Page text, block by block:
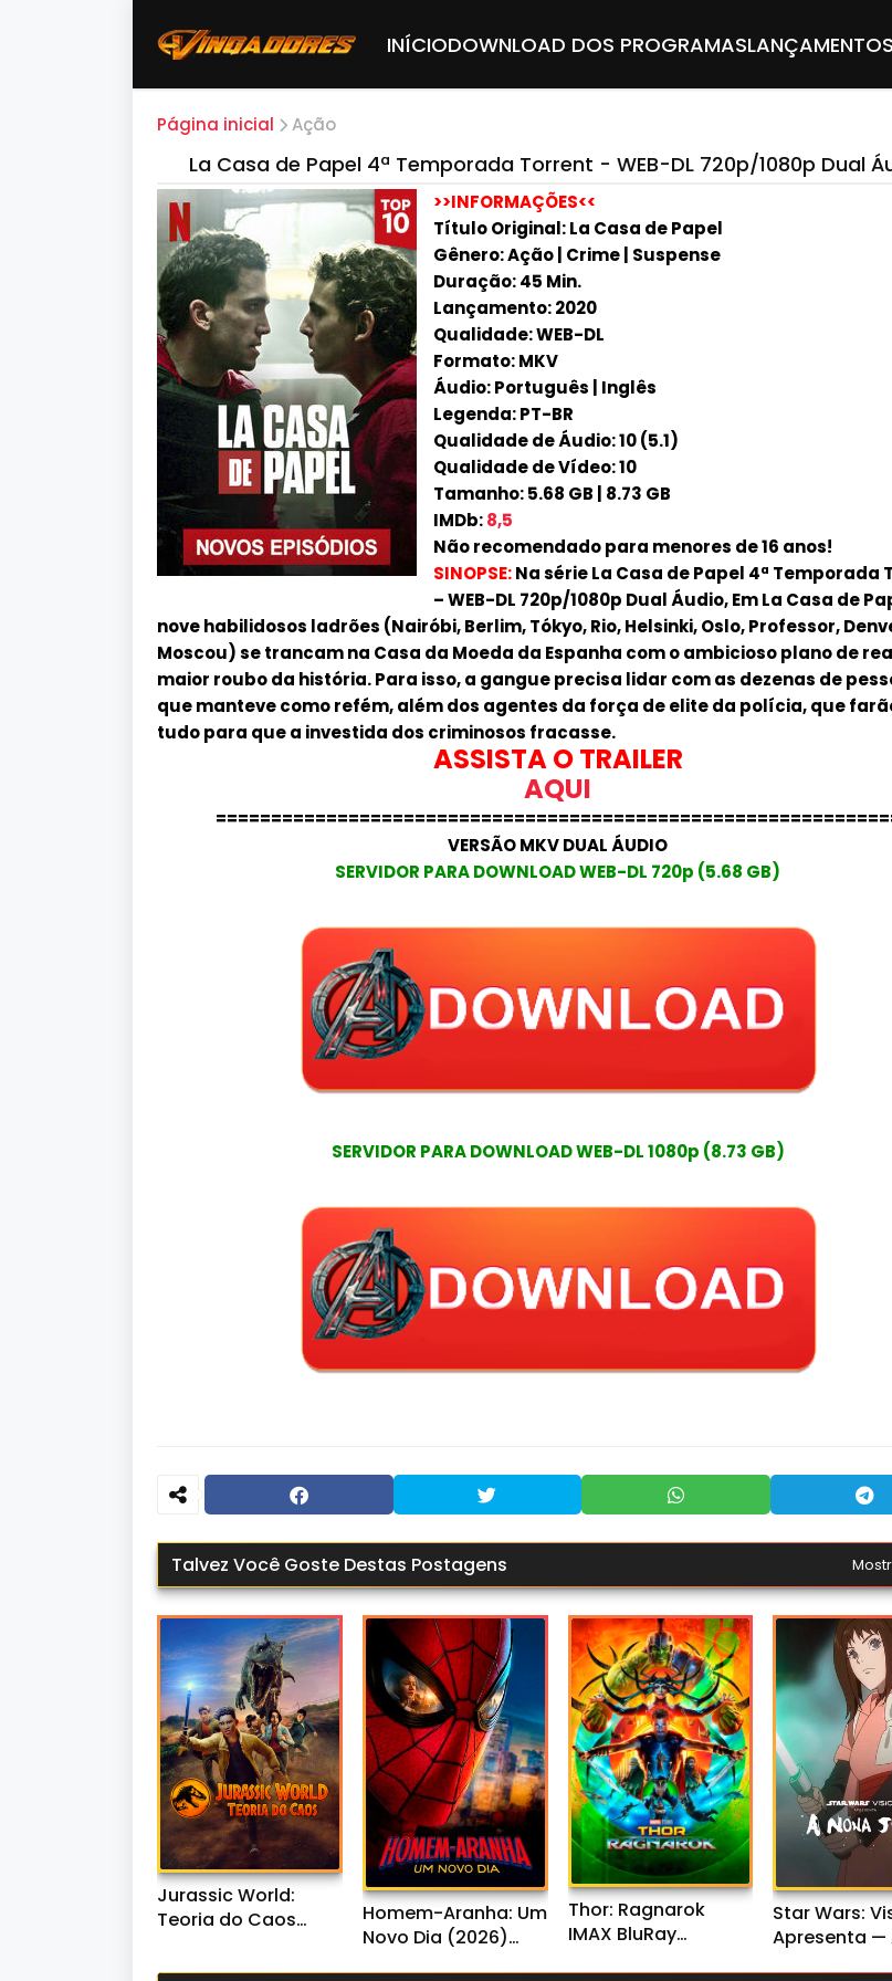
INÍCIODOWNLOAD DOS PROGRAMAS
Página inicial Ação
La Casa de Papel 4ª Temporada Torrent - WEB-DL 720p/1080p Dual
>>INFORMAÇÕES<<
Título Original: La Casa de Papel
Gênero: Ação | Crime | Suspense
Duração: 45 Min.
Lançamento: 2020
Qualidade: WEB-DL
Formato: MKV
Áudio: Português | Inglês
Legenda: PT-BR
Qualidade de Áudio: 10 (5.1)
Qualidade de Vídeo: 10
Tamanho: 5.68 GB | 8.73 GB
IMDb:8,5
Não recomendado para menores de 16 anos!
SINOPSE:Na série La Casa de Papel 4ª Temporada
– WEB-DL 720p/1080p Dual Áudio, Em La Casa de
nove habilidosos ladrões (Nairóbi, Berlim, Tókyo, Rio, Helsinki, Oslo, Professor,
Moscou) se trancam na Casa da Moeda da Espanha com o ambicioso plano de
maior roubo da história. Para isso, a gangue precisa lidar com as dezenas de
que manteve como refém, além dos agentes da força de elite da polícia, que
tudo para que a investida dos criminosos fracasse.
ASSISTA O TRAILER
AQUI
VERSÃO MKV DUAL ÁUDIO
SERVIDOR PARA DOWNLOAD WEB-DL 720p (5.68 GB)
SERVIDOR PARA DOWNLOAD WEB-DL 1080p (8.73 GB)
Talvez Você Goste Destas Postagens
Jurassic World:
Teoria do Caos
DL 1080p Dublado
Homem-Aranha: Um
Novo Dia (2026)
Thor: Ragnarok
IMAX BluRay
Star Wars:
Apresenta —